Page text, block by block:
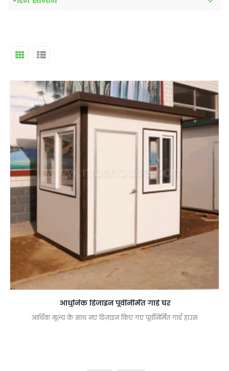
आधुनिक डिजाइन पूर्वनिर्मित गार्ड घर
आर्थिक मूल्य के साथ नए डिज़ाइन किए गए पूर्वनिर्मित गार्ड हाउस